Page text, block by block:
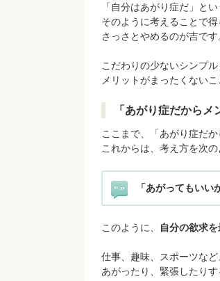
「自分はあがり症だ」と
そのように考えることで
さっさとやめるのが吉です
こだわりの少ないシンプ
メリットがまったくない
「あがり症だから
ここまで、「あがり症だ
これからは、考え方を次の
「あがってもい
このように、 自分の欲求
仕事、趣味、スポーツなど
あがったり、緊張したり